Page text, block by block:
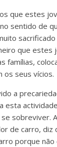
que estes
sentido de
que estes
famílias,
os seus vícios.
a
esta
sobreviver.
de carro, diz
porque